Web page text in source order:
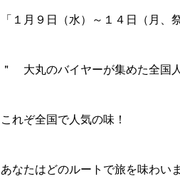
「１月９日（水）～１４日（月、祭
＂ 大丸のバイヤーが集めた全国
これぞ全国で人気の味！
あなたはどのルートで旅を味わい